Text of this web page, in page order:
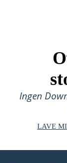
Ingen
LAVE